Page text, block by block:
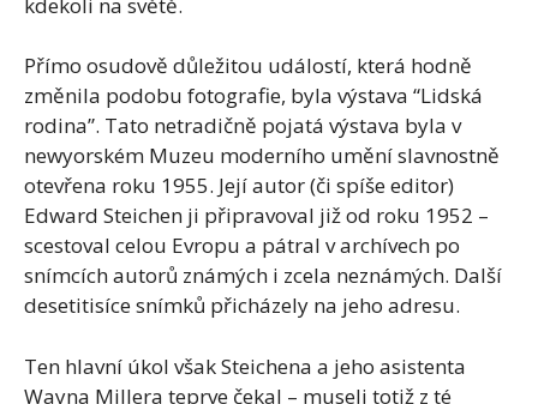
Přímo osudově důležitou událostí, která hodně
změnila podobu fotografie, byla výstava “Lidská
rodina”. Tato netradičně pojatá výstava byla v
newyorském Muzeu moderního umění slavnostně
otevřena roku 1955. Její autor (či spíše editor)
Edward Steichen ji připravoval již od roku 1952 –
scestoval celou Evropu a pátral v archívech po
snímcích autorů známých i zcela neznámých. Další
desetitisíce snímků přicházely na jeho adresu.
Ten hlavní úkol však Steichena a jeho asistenta
Wayna Millera teprve čekal – museli totiž z té